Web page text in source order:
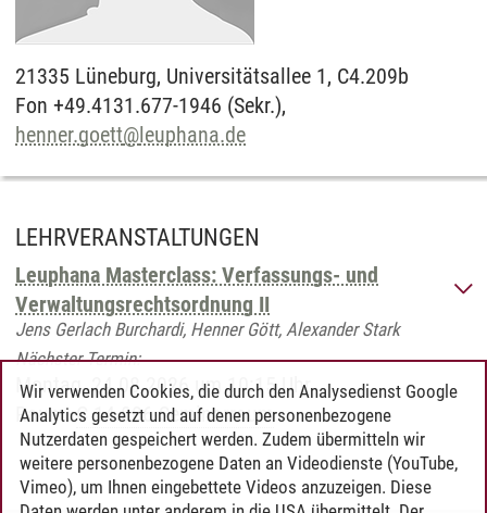
21335 Lüneburg, Universitätsallee 1, C4.209b
Fon +49.4131.677-1946 (Sekr.),
henner.goett@leuphana.de
LEHRVERANSTALTUNGEN
Leuphana Masterclass: Verfassungs- und
Verwaltungsrechtsordnung II
Jens Gerlach Burchardi, Henner Gött, Alexander Stark
Nächster Termin:
Montag, 24.08.2026 um 10:15 Uhr
Raum:C 14.006 Seminarraum
Wir verwenden Cookies, die durch den Analysedienst Google
Analytics gesetzt und auf denen personenbezogene
Nutzerdaten gespeichert werden. Zudem übermitteln wir
weitere personenbezogene Daten an Videodienste (YouTube,
Vimeo), um Ihnen eingebettete Videos anzuzeigen. Diese